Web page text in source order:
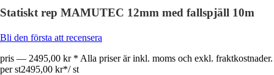
Statiskt rep MAMUTEC 12mm med fallspjäll 10m
Bli den första att recensera
pris — 2495,00 kr * Alla priser är inkl. moms och exkl. fraktkostnader.
per st2495,00 kr*/ st